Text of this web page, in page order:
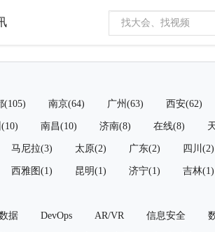
(105) 南京(64) 广州(63) 西安(62)
南昌(10) 济南(8) 在线(8)
马尼拉(3) 太原(2) 广东(2) 四川(2)
西雅图(1) 昆明(1) 济宁(1) 吉林(1)
据 DevOps AR/VR 信息安全